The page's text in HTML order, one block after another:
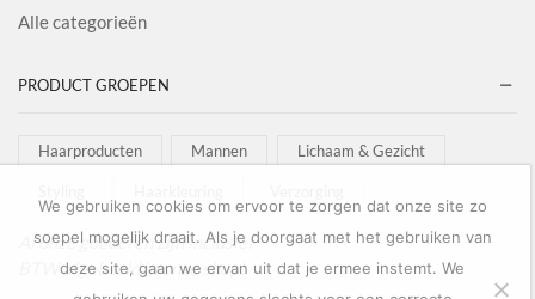
Alle categorieën
PRODUCT GROEPEN
Haarproducten Mannen Lichaam & Gezicht
Al onze goederen zijn inclusief
BTW afgebeeld in onze shop!
We gebruiken cookies om ervoor te zorgen dat onze site zo
soepel mogelijk draait. Als je doorgaat met het gebruiken van
deze site, gaan we ervan uit dat je ermee instemt. We